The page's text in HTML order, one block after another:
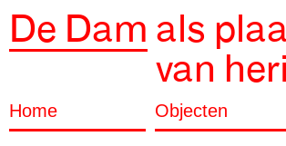
De Dam als
van
Home Objecten